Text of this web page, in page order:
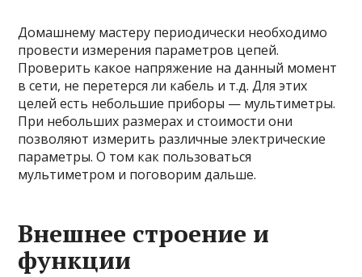
Домашнему мастеру периодически необходимо
провести измерения параметров цепей.
Проверить какое напряжение на данный момент
в сети, не перетерся ли кабель и т.д. Для этих
целей есть небольшие приборы — мультиметры.
При небольших размерах и стоимости они
позволяют измерить различные электрические
параметры. О том как пользоваться
мультиметром и поговорим дальше.
Внешнее строение и
функции